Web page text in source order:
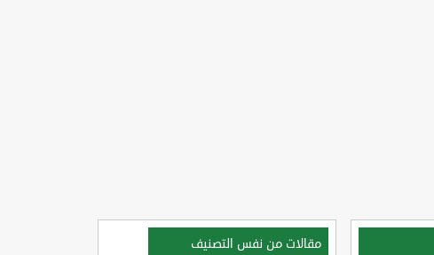
مقالات من نفس التصنيف